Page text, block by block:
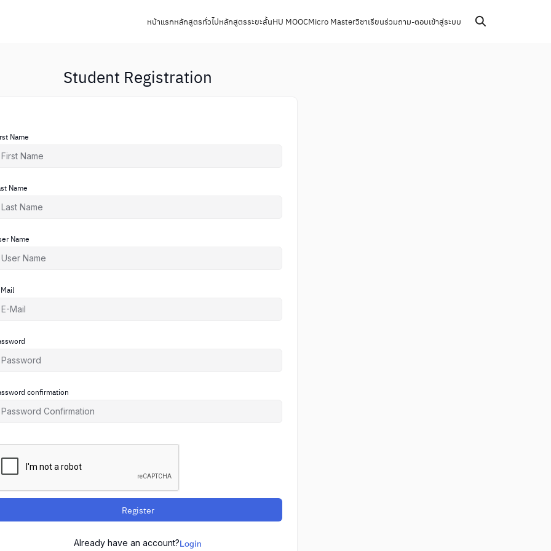
หน้าแรกหลักสูตรทั่วไปหลักสูตรระยะสั้นHU MOOCMicro Masterวิชาเรียนร่วมถาม-ตอบเข้าสู่ระบบ
Student Registration
Name
Name
Name
confirmation
Register
Already have an account?Login